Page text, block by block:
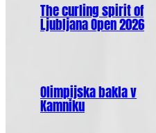
The curling spirit of
Ljubljana Open 2026
Olimpijska bakla v
Kamniku